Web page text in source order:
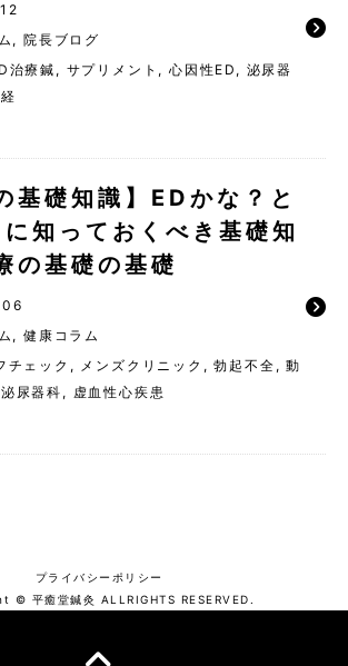
,院長ブログ
治療鍼 , サプリメント ,心因性ED , 泌尿器
基礎知識】EDかな？と
知っておくべき基礎知
基礎の基礎
,健康コラム
チェック , メンズクリニック ,勃起不全 ,動
泌尿器科 , 虚血性心疾患
プライバシーポリシー
© 平癒堂鍼灸 ALLRIGHTS RESERVED.